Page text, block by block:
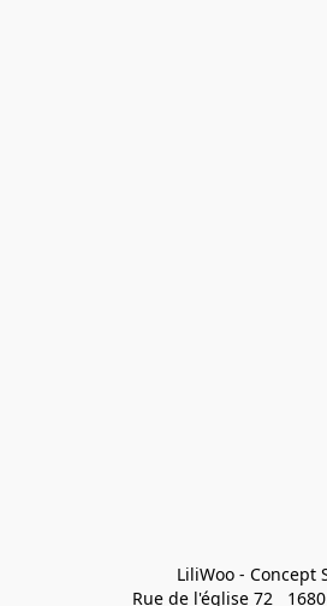
LiliWoo - Concept
Rue de l'église 72